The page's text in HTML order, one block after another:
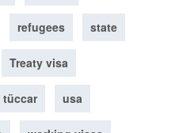
refugees state
Treaty visa
tüccar usa